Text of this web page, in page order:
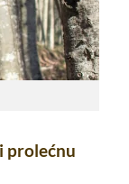
prolećnu